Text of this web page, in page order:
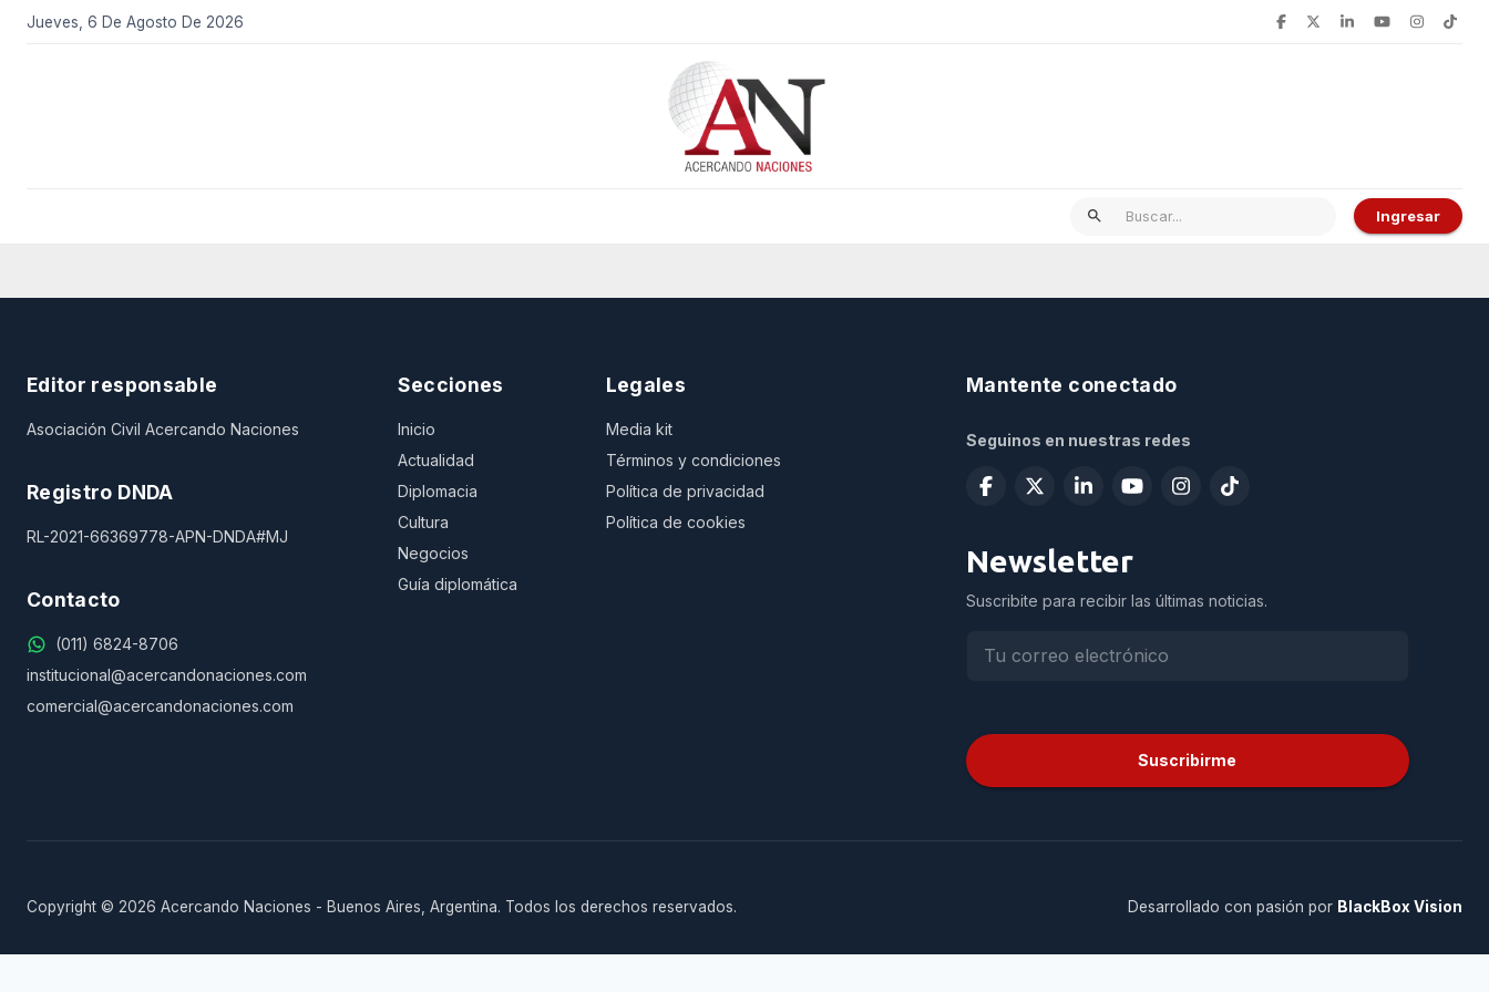
Jueves, 6 De Agosto De 2026
Ingresar
Editor responsable
Asociación Civil Acercando Naciones
Registro DNDA
RL-2021-66369778-APN-DNDA#MJ
Contacto
(011) 6824-8706
institucional@acercandonaciones.com
comercial@acercandonaciones.com
Secciones
Inicio
Actualidad
Diplomacia
Cultura
Negocios
Guía diplomática
Legales
Media kit
Términos y condiciones
Política de privacidad
Política de cookies
Mantente conectado
Seguinos en nuestras redes
Newsletter
Suscribite para recibir las últimas noticias.
Suscribirme
Copyright © 2026 Acercando Naciones - Buenos Aires, Argentina. Todos los derechos reservados. Desarrollado con pasión por BlackBox Vision